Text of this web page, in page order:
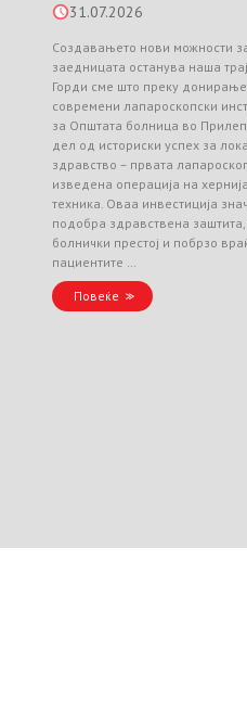
31.07.2026
Создавањето нови можности
заедницата останува наша
Горди сме што преку
современи лапароскопски
за Општата болница во
дел од историски успех за
здравство – првата
изведена операција на
техника. Оваа инвестиција
подобра здравствена
болнички престој и побрзо
пациентите …
Повеќе